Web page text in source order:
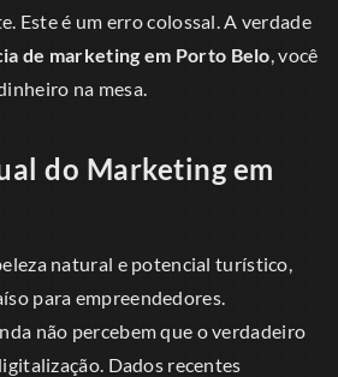
Este é um erro colossal. A verdade
de marketing em Porto Belo, você
na mesa.
do Marketing em
natural e potencial turístico,
para empreendedores.
não percebem que o verdadeiro
Dados recentes